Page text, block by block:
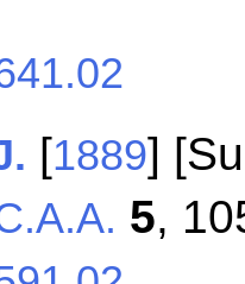
[1889]
5,